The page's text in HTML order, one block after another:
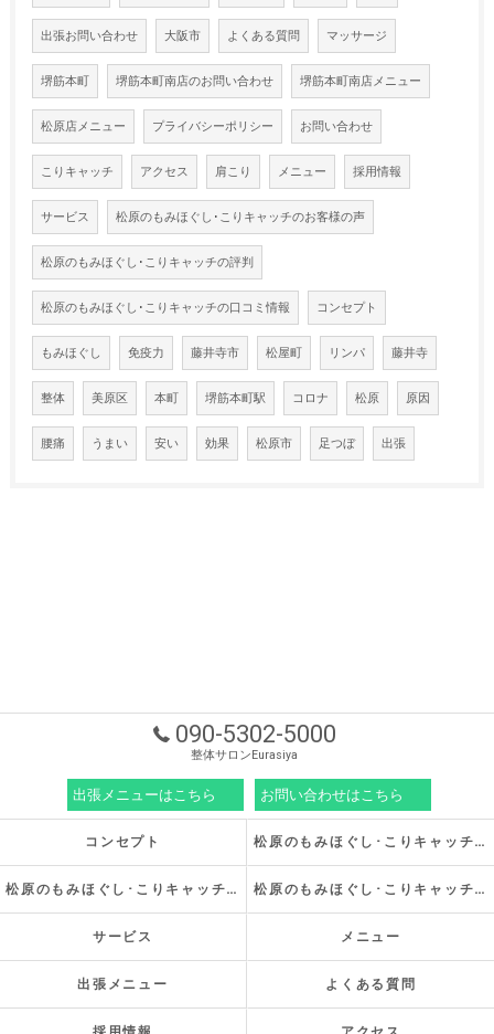
出張お問い合わせ 大阪市 よくある質問 マッサージ
堺筋本町 堺筋本町南店のお問い合わせ 堺筋本町南店メニュー
松原店メニュー プライバシーポリシー お問い合わせ
こりキャッチ アクセス 肩こり メニュー 採用情報
サービス 松原のもみほぐし･こりキャッチのお客様の声
松原のもみほぐし･こりキャッチの評判
松原のもみほぐし･こりキャッチの口コミ情報 コンセプト
もみほぐし 免疫力 藤井寺市 松屋町 リンパ 藤井寺
整体 美原区 本町 堺筋本町駅 コロナ 松原 原因
腰痛 うまい 安い 効果 松原市 足つぼ 出張
090-5302-5000
整体サロンEurasiya
出張メニューはこちら お問い合わせはこちら
コンセプト 松原のもみほぐし･こりキャッチの口コミ情報
松原のもみほぐし･こりキャッチの評判 松原のもみほぐし･こりキャッチのお客様の声
サービス メニュー
出張メニュー よくある質問